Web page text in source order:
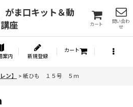
がま口キット＆動
座
カート
問い合わ
せ
案内 新規登録
カート
ン】 > 紙ひも １５号 ５ｍ